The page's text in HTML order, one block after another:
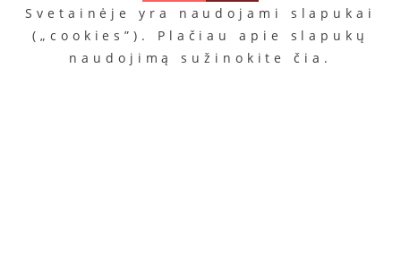
Svetainėje yra naudojami slapukai
(„cookies”). Plačiau apie slapukų
naudojimą sužinokitečia .